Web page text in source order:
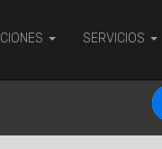
SERVICIOS